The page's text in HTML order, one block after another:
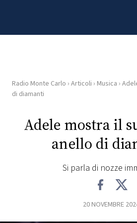
HOME
RADIO
Radio Monte Carlo › Articoli › Musica ›
di diamanti
Adele mostra il
anello di
Si parla di nozze
20 NOVEMBRE